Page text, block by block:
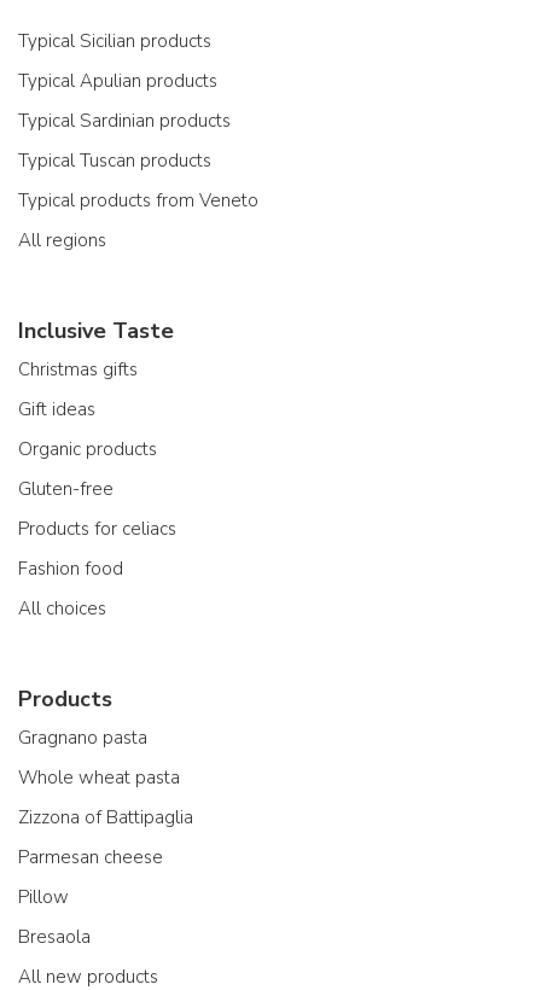
Typical Sicilian products
Typical Apulian products
Typical Sardinian products
Typical Tuscan products
Typical products from Veneto
All regions
Inclusive Taste
Christmas gifts
Gift ideas
Organic products
Gluten-free
Products for celiacs
Fashion food
All choices
Products
Gragnano pasta
Whole wheat pasta
Zizzona of Battipaglia
Parmesan cheese
Pillow
Bresaola
All new products